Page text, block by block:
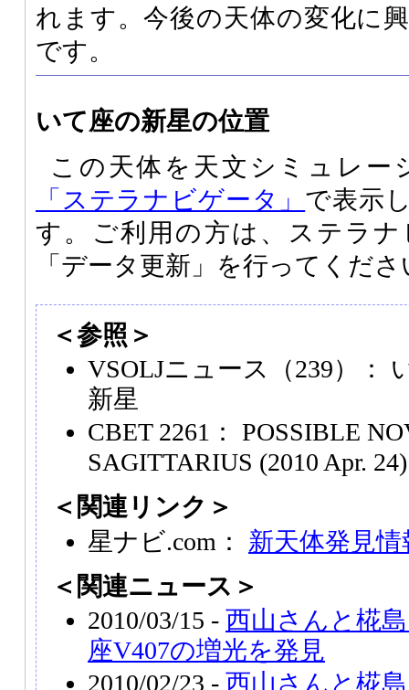
れます。今後の天体の変化に
です。
いて座の新星の位置
この天体を天文シミュレー
「ステラナビゲータ」 で表示
す。ご利用の方は、ステラ
「データ更新」を行ってくださ
＜参照＞
VSOLJニュース（239）：
新星
CBET 2261： POSSIBLE
SAGITTARIUS (2010 Apr. 24)
＜関連リンク＞
星ナビ.com： 新天体発見情
＜関連ニュース＞
2010/03/15 - 西山さんと椛
座V407の増光を発見
2010/02/23 - 西山さんと椛